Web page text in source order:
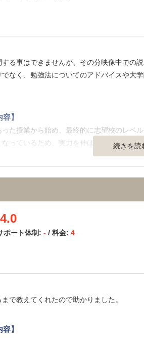
る事はできませんが、その分映像中での
なく、勉強法についてのアドバイスや
】
た授業から始め、最終的に志望校のレベ
っているため、実力を伸ばしたり苦手を
ぞれしきりで仕切られているため、とて
また担当して下さった先生方もこれらの情
ベーションの維持にもつながりました。
高めです。しかし、現役時代から東進ハ
続きを読
4.0
ポート体制: - / 料金: 4
で教えてくれたので助かりました。
】